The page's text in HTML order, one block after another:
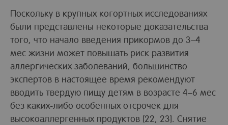
Поскольку в крупных когортных исследованиях
были представлены некоторые доказательства
того, что начало введения прикормов до 3–4
мес жизни может повышать риск развития
аллергических заболеваний, большинство
экспертов в настоящее время рекомендуют
вводить твердую пищу детям в возрасте 4–6 мес
без каких-либо особенных отсрочек для
высокоаллергенных продуктов [22, 23]. Снятие